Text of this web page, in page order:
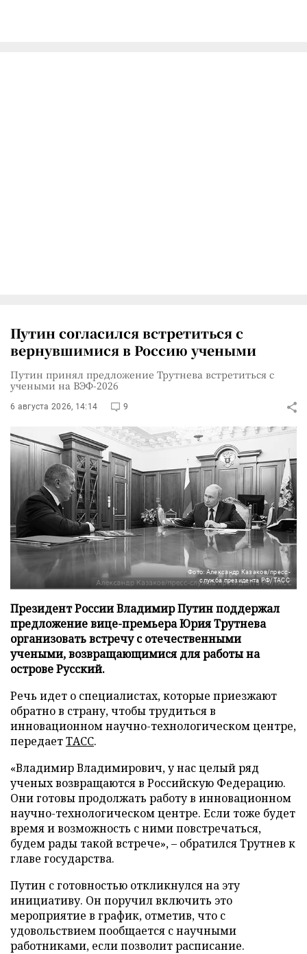
Путин согласился встретиться с
вернувшимися в Россию учеными
Путин принял предложение Трутнева встретиться с
учеными на ВЭФ-2026
6 августа 2026, 14:14 9
Фото: Александр Казаков/пресс-
служба президента РФ/ТАСС
Президент России Владимир Путин поддержал
предложение вице-премьера Юрия Трутнева
организовать встречу с отечественными
учеными, возвращающимися для работы на
острове Русский.
Речь идет о специалистах, которые приезжают
обратно в страну, чтобы трудиться в
инновационном научно-технологическом центре,
передаетТАСС.
«Владимир Владимирович, у нас целый ряд
ученых возвращаются в Российскую Федерацию.
Они готовы продолжать работу в инновационном
научно-технологическом центре. Если тоже будет
время и возможность с ними повстречаться,
будем рады такой встрече», – обратился Трутнев к
главе государства.
Путин с готовностью откликнулся на эту
инициативу. Он поручил включить это
мероприятие в график, отметив, что с
удовольствием пообщается с научными
работниками, если позволит расписание.